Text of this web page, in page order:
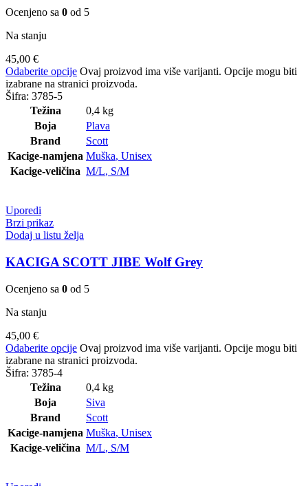
Ocenjeno sa 0 od 5
Na stanju
45,00 €
Odaberite opcije Ovaj proizvod ima više varijanti. Opcije mogu biti
izabrane na stranici proizvoda.
Šifra: 3785-5
Težina
0,4 kg
Boja
Plava
Brand
Scott
Kacige-namjena Muška, Unisex
Kacige-veličina M/L, S/M
Uporedi
Brzi prikaz
Dodaj u listu želja
KACIGA SCOTT JIBE Wolf Grey
Ocenjeno sa 0 od 5
Na stanju
45,00 €
Odaberite opcije Ovaj proizvod ima više varijanti. Opcije mogu biti
izabrane na stranici proizvoda.
Šifra: 3785-4
Težina
0,4 kg
Boja
Siva
Brand
Scott
Kacige-namjena Muška, Unisex
Kacige-veličina M/L, S/M